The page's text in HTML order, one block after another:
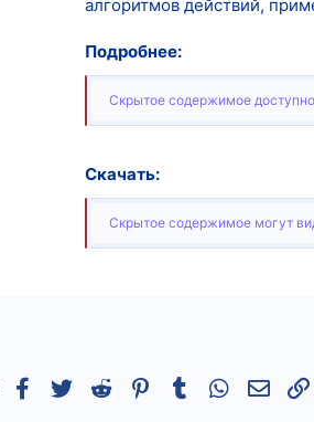
алгоритмов действий,
Подробнее:
Скрытое содержимое
Скачать:
Скрытое содержимое могут
Facebook
TwitterReddit Pinterest
TumblrWhatsApp